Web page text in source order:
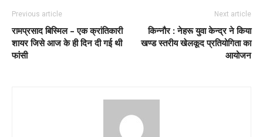
Previous article
रामप्रसाद बिस्मिल – एक क्रांतिकारी
शायर जिसे आज के ही दिन दी गई थी
फांसी
Next article
किन्नौर : नेहरू युवा केन्द्र ने किया
खण्ड स्तरीय खेलकूद प्रतियोगिता का
आयोजन